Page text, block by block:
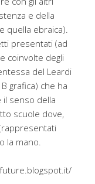
e della
quella ebraica).
presentati (ad
coinvolte degli
del Leardi
grafica) che ha
senso della
scuole dove,
la mano.